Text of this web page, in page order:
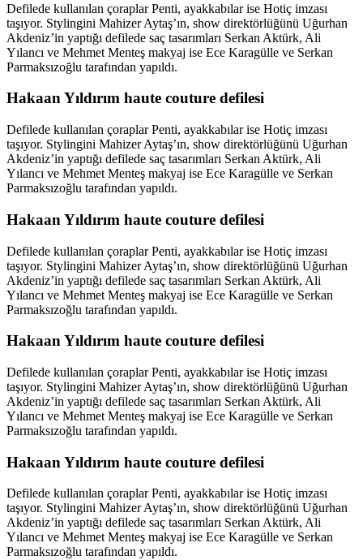
Defilede kullanılan çoraplar Penti, ayakkabılar ise Hotiç imzası
taşıyor. Stylingini Mahizer Aytaş’ın, show direktörlüğünü Uğurhan
Akdeniz’in yaptığı defilede saç tasarımları Serkan Aktürk, Ali
Yılancı ve Mehmet Menteş makyaj ise Ece Karagülle ve Serkan
Parmaksızoğlu tarafından yapıldı.
Hakaan Yıldırım haute couture defilesi
Defilede kullanılan çoraplar Penti, ayakkabılar ise Hotiç imzası
taşıyor. Stylingini Mahizer Aytaş’ın, show direktörlüğünü Uğurhan
Akdeniz’in yaptığı defilede saç tasarımları Serkan Aktürk, Ali
Yılancı ve Mehmet Menteş makyaj ise Ece Karagülle ve Serkan
Parmaksızoğlu tarafından yapıldı.
Hakaan Yıldırım haute couture defilesi
Defilede kullanılan çoraplar Penti, ayakkabılar ise Hotiç imzası
taşıyor. Stylingini Mahizer Aytaş’ın, show direktörlüğünü Uğurhan
Akdeniz’in yaptığı defilede saç tasarımları Serkan Aktürk, Ali
Yılancı ve Mehmet Menteş makyaj ise Ece Karagülle ve Serkan
Parmaksızoğlu tarafından yapıldı.
Hakaan Yıldırım haute couture defilesi
Defilede kullanılan çoraplar Penti, ayakkabılar ise Hotiç imzası
taşıyor. Stylingini Mahizer Aytaş’ın, show direktörlüğünü Uğurhan
Akdeniz’in yaptığı defilede saç tasarımları Serkan Aktürk, Ali
Yılancı ve Mehmet Menteş makyaj ise Ece Karagülle ve Serkan
Parmaksızoğlu tarafından yapıldı.
Hakaan Yıldırım haute couture defilesi
Defilede kullanılan çoraplar Penti, ayakkabılar ise Hotiç imzası
taşıyor. Stylingini Mahizer Aytaş’ın, show direktörlüğünü Uğurhan
Akdeniz’in yaptığı defilede saç tasarımları Serkan Aktürk, Ali
Yılancı ve Mehmet Menteş makyaj ise Ece Karagülle ve Serkan
Parmaksızoğlu tarafından yapıldı.